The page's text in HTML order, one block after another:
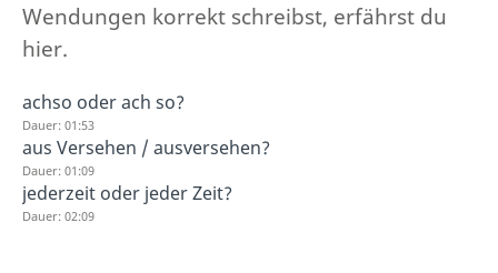
Wendungen korrekt schreibst, erfährst du
hier.
achso oder ach so?
Dauer: 01:53
aus Versehen / ausversehen?
Dauer: 01:09
jederzeit oder jeder Zeit?
Dauer: 02:09